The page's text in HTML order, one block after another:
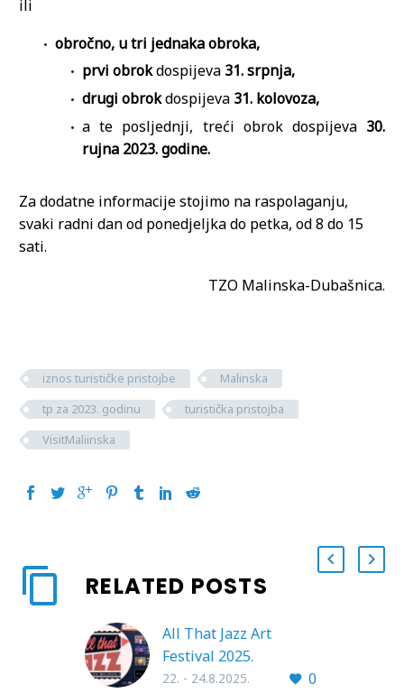
ili
obročno, u tri jednaka obroka,
prvi obrokdospijeva 31. srpnja,
drugi obrokdospijeva 31. kolovoza,
a te posljednji, treći obrok dospijeva 30.
rujna 2023. godine.
Za dodatne informacije stojimo na raspolaganju,
svaki radni dan od ponedjeljka do petka, od 8 do 15
sati.
TZO Malinska-Dubašnica.
iznos turističke pristojbe
Malinska
tp za 2023. godinu
turistička pristojba
VisitMaliinska
RELATED POSTS
All That Jazz Art
Festival 2025.
0
22. - 24.8.2025.